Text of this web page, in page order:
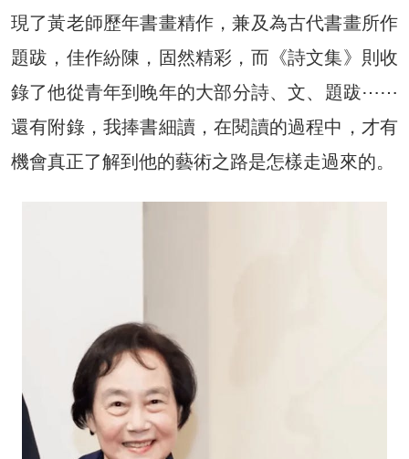
現了黃老師歷年書畫精作，兼及為古代書畫所作
題跋，佳作紛陳，固然精彩，而《詩文集》則收
錄了他從青年到晚年的大部分詩、文、題跋⋯⋯
還有附錄，我捧書細讀，在閱讀的過程中，才有
機會真正了解到他的藝術之路是怎樣走過來的。